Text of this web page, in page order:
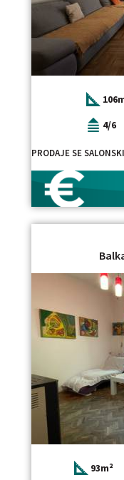
4/6
PRODAJE SE
93m²